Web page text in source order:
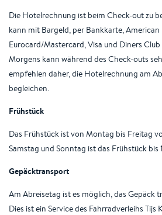
Die Hotelrechnung ist beim Check-out zu
kann mit Bargeld, per Bankkarte, American
Eurocard/Mastercard, Visa und Diners
Morgens kann während des Check-outs
empfehlen daher, die Hotelrechnung am
begleichen.
Frühstück
Das Frühstück ist von Montag bis Freitag
Samstag und Sonntag ist das Frühstück bis
Gepäcktransport
Am Abreisetag ist es möglich, das Gepäck
Dies ist ein Service des Fahrradverleihs Tijs